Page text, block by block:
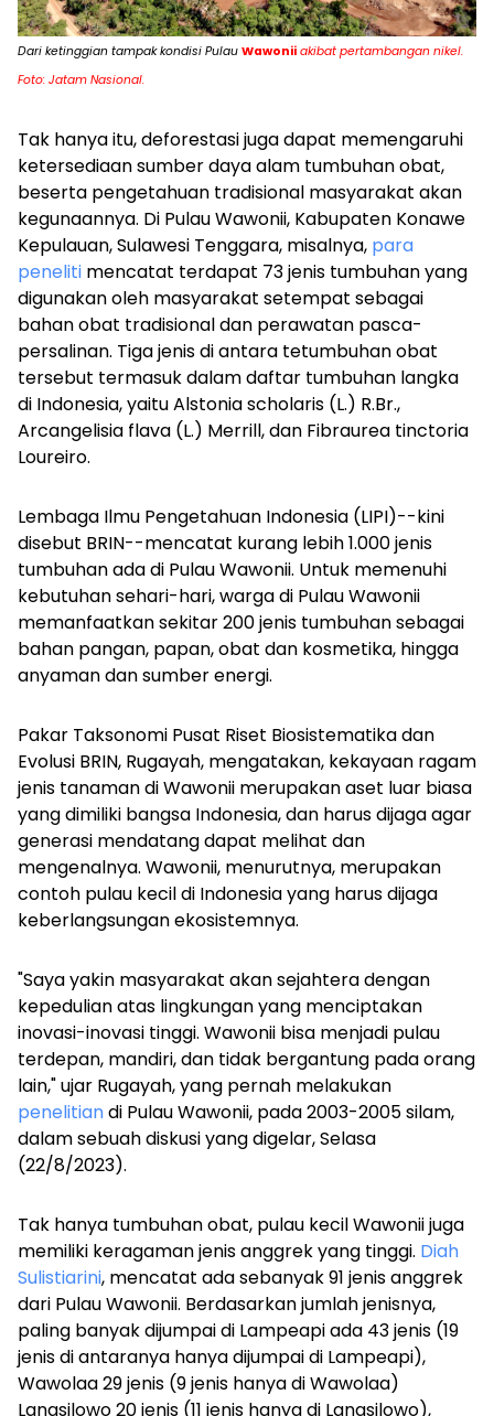
Dari ketinggian tampak kondisi Pulau Wawonii akibat pertambangan nikel.
Foto: Jatam Nasional.
Tak hanya itu, deforestasi juga dapat memengaruhi
ketersediaan sumber daya alam tumbuhan obat,
beserta pengetahuan tradisional masyarakat akan
kegunaannya. Di Pulau Wawonii, Kabupaten Konawe
Kepulauan, Sulawesi Tenggara, misalnya, para
peneliti mencatat terdapat 73 jenis tumbuhan yang
digunakan oleh masyarakat setempat sebagai
bahan obat tradisional dan perawatan pasca-
persalinan. Tiga jenis di antara tetumbuhan obat
tersebut termasuk dalam daftar tumbuhan langka
di Indonesia, yaituAlstonia scholaris (L.) R.Br.,
Arcangelisia flava (L.) Merrill, dan Fibraurea tinctoria
Loureiro.
Lembaga Ilmu Pengetahuan Indonesia (LIPI)--kini
disebut BRIN--mencatat kurang lebih 1.000 jenis
tumbuhan ada di Pulau Wawonii. Untuk memenuhi
kebutuhan sehari-hari, warga di Pulau Wawonii
memanfaatkan sekitar 200 jenis tumbuhan sebagai
bahan pangan, papan, obat dan kosmetika, hingga
anyaman dan sumber energi.
Pakar Taksonomi Pusat Riset Biosistematika dan
Evolusi BRIN, Rugayah, mengatakan, kekayaan ragam
jenis tanaman di Wawonii merupakan aset luar biasa
yang dimiliki bangsa Indonesia, dan harus dijaga agar
generasi mendatang dapat melihat dan
mengenalnya. Wawonii, menurutnya, merupakan
contoh pulau kecil di Indonesia yang harus dijaga
keberlangsungan ekosistemnya.
"Saya yakin masyarakat akan sejahtera dengan
kepedulian atas lingkungan yang menciptakan
inovasi-inovasi tinggi. Wawonii bisa menjadi pulau
terdepan, mandiri, dan tidak bergantung pada orang
lain," ujar Rugayah, yang pernah melakukan
penelitiandi Pulau Wawonii, pada 2003-2005 silam,
dalam sebuah diskusi yang digelar, Selasa
(22/8/2023).
Tak hanya tumbuhan obat, pulau kecil Wawonii juga
memiliki keragaman jenis anggrek yang tinggi. Diah
Sulistiarini, mencatat ada sebanyak 91 jenis anggrek
dari Pulau Wawonii. Berdasarkan jumlah jenisnya,
paling banyak dijumpai di Lampeapi ada 43 jenis (19
jenis di antaranya hanya dijumpai di Lampeapi),
Wawolaa 29 jenis (9 jenis hanya di Wawolaa)
Langsilowo 20 jenis (11 jenis hanya di Langsilowo),